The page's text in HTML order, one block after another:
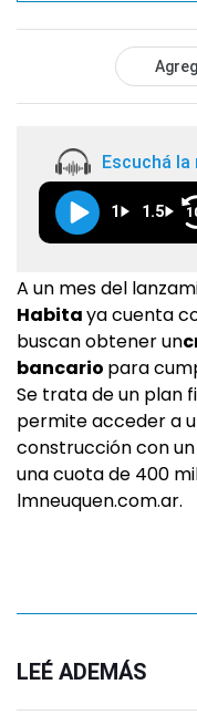
Escuchá
1 1.5
A un mes del
Habitaya cuenta
buscan obtener un
bancario para
Se trata de un plan
permite acceder a
construcción con un
una cuota de 400
lmneuquen.com.ar.
LEÉ ADEMÁS